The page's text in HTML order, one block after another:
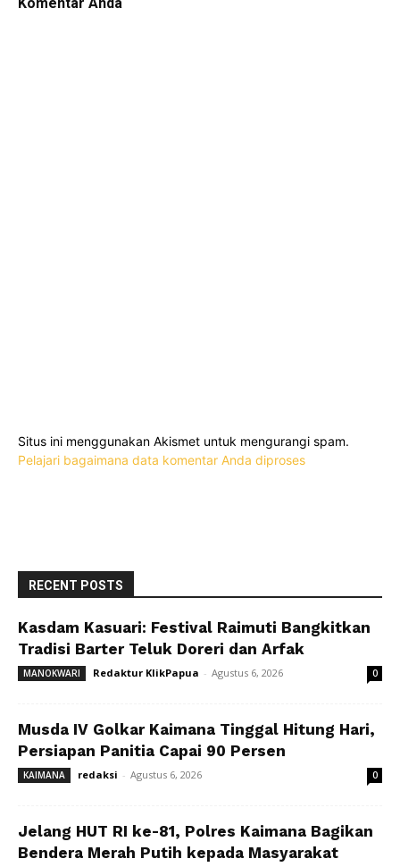
Situs ini menggunakan Akismet untuk mengurangi spam.
Pelajari bagaimana data komentar Anda diproses
RECENT POSTS
Kasdam Kasuari: Festival Raimuti Bangkitkan
Tradisi Barter Teluk Doreri dan Arfak
MANOKWARI Redaktur KlikPapua - Agustus 6, 2026 0
Musda IV Golkar Kaimana Tinggal Hitung Hari,
Persiapan Panitia Capai 90 Persen
KAIMANA redaksi - Agustus 6, 2026 0
Jelang HUT RI ke-81, Polres Kaimana Bagikan
Bendera Merah Putih kepada Masyarakat